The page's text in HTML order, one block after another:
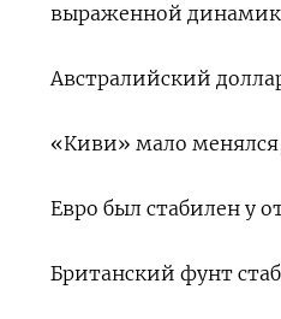
выраженной
Австралийский
«Киви» мало менялся,
Евро был стабилен у
Британский фунт